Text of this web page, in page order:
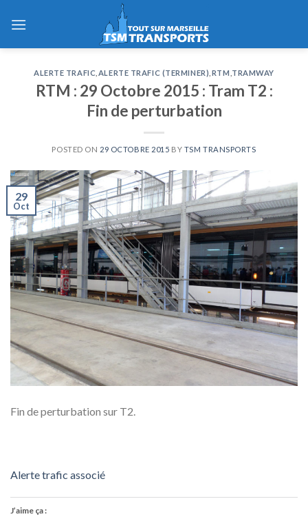
ALERTE TRAFIC ALERTE TRAFIC (TERMINER) RTM TRAMWAY
RTM : 29 Octobre 2015 : Tram T2 :
Fin de perturbation
POSTED ON 29 OCTOBRE 2015 BY TSM TRANSPORTS
29
Oct
Fin de perturbation sur T2.
Alerte trafic associé
J’aime ça :